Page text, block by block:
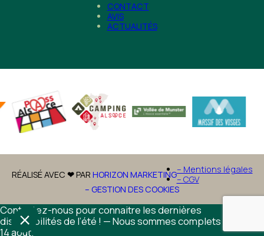
CONTACT
AVIS
ACTUALITÉS
RÉALISÉ AVEC ❤PAR HORIZON MARKETING– Mentions légales
– CGV
– GESTION DES COOKIES
Contactez-nous pour connaitre les dernières
disponibilités de l’été ! — Nous sommes complets jusqu’au
14 août.